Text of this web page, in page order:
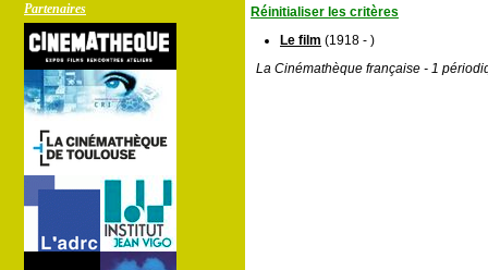
Partenaires
Réinitialiser les critères
Le film (1918 - )
La Cinémathèque française - 1